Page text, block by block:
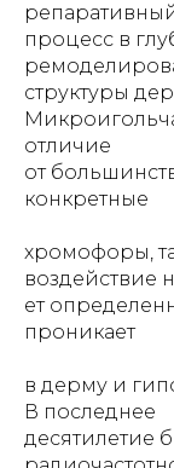
процесс в
структуры
отличие
от
конкретные
хромофоры,
воздействие
ет
проникает
в дерму и
В последнее
десятилетие